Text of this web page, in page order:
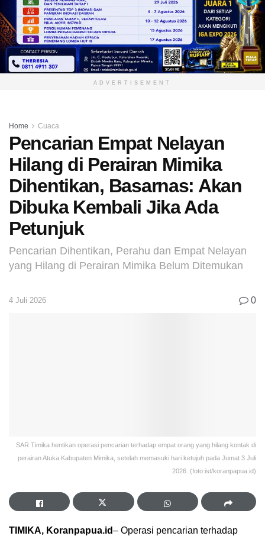
ADVERTISEMENT
Home Cuaca
Pencarian Empat Nelayan
Hilang di Perairan Mimika
Dihentikan, Basarnas: Akan
Dibuka Kembali Jika Ada
Petunjuk
Pencarian Dihentikan, Perahu dan Empat Nelayan
yang Hilang di Perairan Mimika Belum Ditemukan
4 Juli 2026 0
SAR Timika hentikan operasi pencarian terhadap empat orang yang hilang kontak di
perairan Atuka Kabupaten Mimika, setelah memasuki hari ketujuh pada Jumat 3 Juli
2026. (foto:ist/koranpapua.id)
TIMIKA, Koranpapua.id– Operasi pencarian terhadap